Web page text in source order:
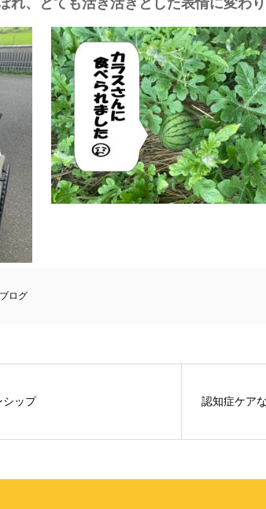
れ、とても活き活きとした表情に変わり
ブログ
シップ 認知症ケア